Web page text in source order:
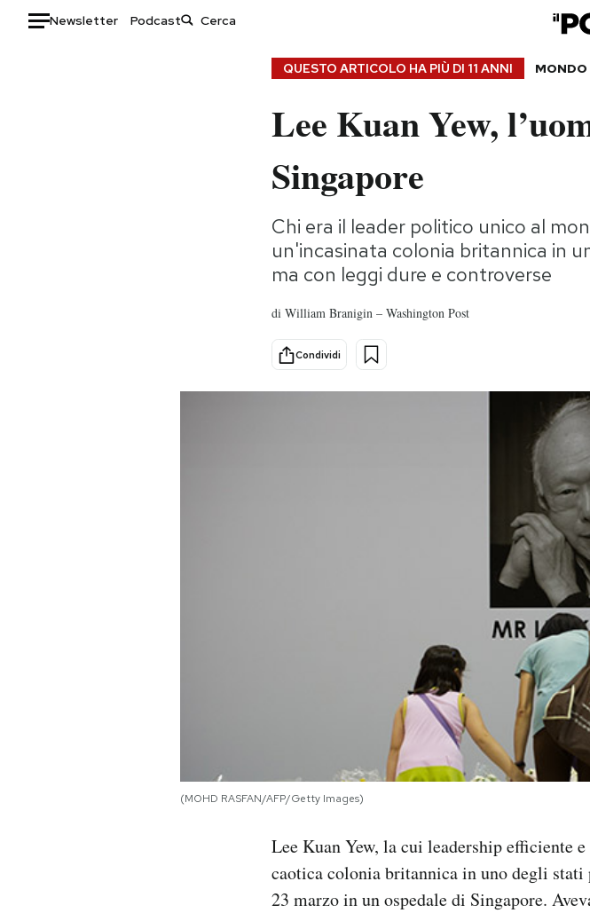
Newsletter Podcast
Storie/Idee
Ok Boomer!
Mondiali calcio 2026
QUESTO ARTICOLO HA PIÙ DI 11 ANNI MONDO
Lee Kuan Yew,
Singapore
Chi era il leader politico unico al
un'incasinata colonia britannica in
ma con leggi dure e controverse
di William Branigin – Washington Post
Condividi
(MOHD RASFAN/AFP/Getty Images)
Lee Kuan Yew, la cui leadership efficiente
caotica colonia britannica in uno degli
23 marzo in un ospedale di Singapore.